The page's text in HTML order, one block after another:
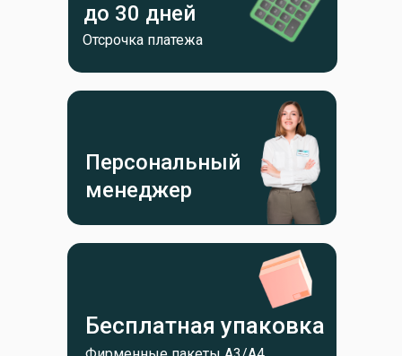
Бесплатная упаковка
Персональный
менеджер
до 30 дней
Отсрочка платежа